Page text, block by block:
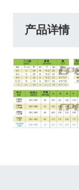
产品详情